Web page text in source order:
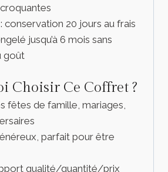
conservation 20 jours au frais
jusqu’à 6 mois sans
goût
Choisir Ce Coffret ?
fêtes de famille, mariages,
parfait pour être
qualité/quantité/prix